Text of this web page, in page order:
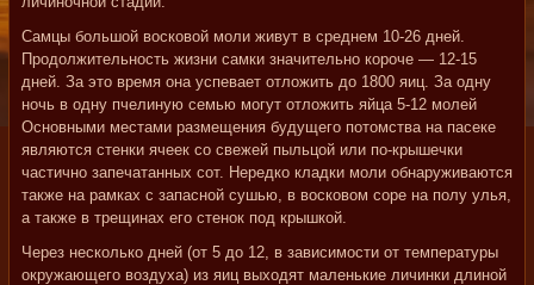
Самцы большой восковой моли живут в среднем 10-26 дней.
Продолжительность жизни самки значительно короче — 12-15
дней. За это время она успевает отложить до 1800 яиц. За одну
ночь в одну пчелиную семью могут отложить яйца 5-12 молей
Основными местами размещения будущего потомства на пасеке
являются стенки ячеек со свежей пыльцой или по-крышечки
частично запечатанных сот. Нередко кладки моли обнаруживаются
также на рамках с запасной сушью, в восковом соре на полу улья,
а также в трещинах его стенок под крышкой.
Через несколько дней (от 5 до 12, в зависимости от температуры
окружающего воздуха) из яиц выходят маленькие личинки длиной